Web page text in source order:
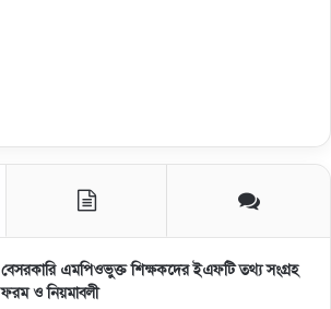
বেসরকারি এমপিওভুক্ত শিক্ষকদের ইএফটি তথ্য সংগ্রহ
ফরম ও নিয়মাবলী